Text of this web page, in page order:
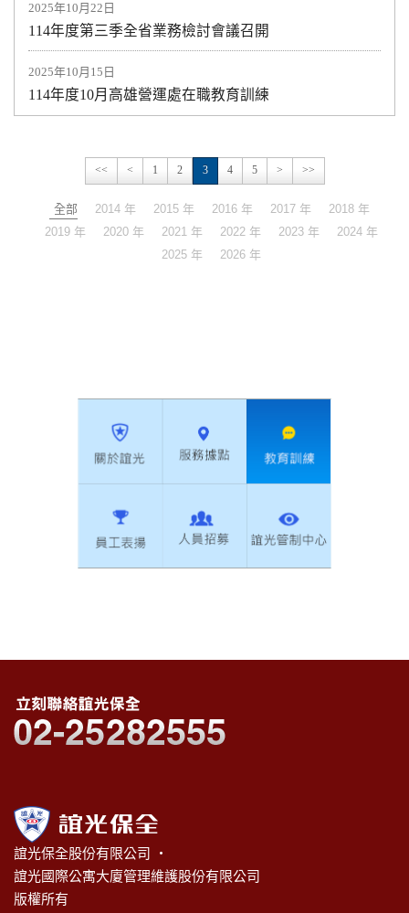
2025年10月22日
114年度第三季全省業務檢討會議召開
2025年10月15日
114年度10月高雄營運處在職教育訓練
<< < 1 2 3 4 5 > >>
全部 2014 年 2015 年 2016 年 2017 年
2018 年
2019 年
2020 年 2021 年 2022 年 2023 年
2024 年
2025 年
2026 年
誼光保全股份有限公司 ‧
誼光國際公寓大廈管理維護股份有限公司
版權所有